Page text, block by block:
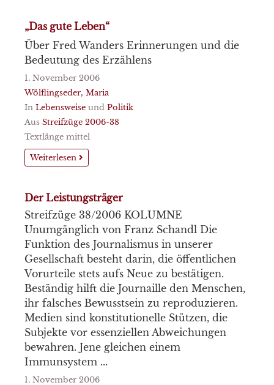
„Das gute Leben“
Über Fred Wanders Erinnerungen und die
Bedeutung des Erzählens
1. November 2006
Wölflingseder, Maria
In Lebensweise und Politik
Aus Streifzüge 2006-38
Textlänge mittel
Weiterlesen
Der Leistungsträger
Streifzüge 38/2006 KOLUMNE
Unumgänglich von Franz Schandl Die
Funktion des Journalismus in unserer
Gesellschaft besteht darin, die öffentlichen
Vorurteile stets aufs Neue zu bestätigen.
Beständig hilft die Journaille den Menschen,
ihr falsches Bewusstsein zu reproduzieren.
Medien sind konstitutionelle Stützen, die
Subjekte vor essenziellen Abweichungen
bewahren. Jene gleichen einem
Immunsystem ...
1. November 2006